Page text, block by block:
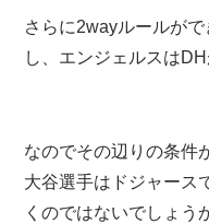
さらに2wayルールが
し、エンジェルスはDH
なのでその辺りの条件
大谷選手はドジャース
くのではないでしょう